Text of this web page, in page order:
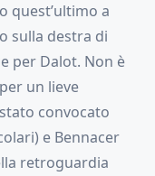
quest’ultimo a
sulla destra di
per Dalot. Non è
un lieve
convocato
e Bennacer
retroguardia